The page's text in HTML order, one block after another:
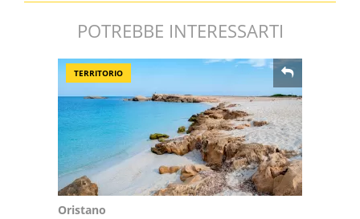
POTREBBE INTERESSARTI
TERRITORIO
Oristano